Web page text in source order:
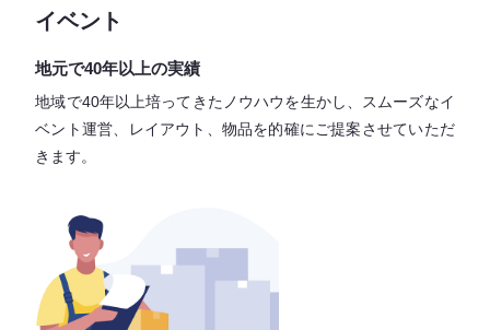
イベント
地元で40年以上の実績
地域で40年以上培ってきたノウハウを生かし、スムーズなイ
ベント運営、レイアウト、物品を的確にご提案させていただ
きます。